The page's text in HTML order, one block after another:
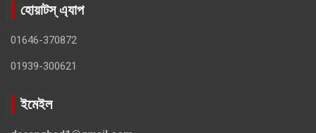
হোয়াটস্ এ্যাপ
01646-370872
01939-300621
ইমেইল